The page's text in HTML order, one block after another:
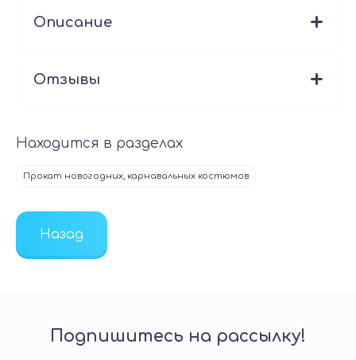
Описание
Отзывы
Находится в разделах
Прокат новогодних, карнавальных костюмов
Назад
Подпишитесь на рассылку!